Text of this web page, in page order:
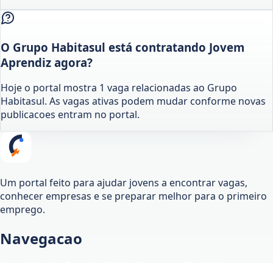
O Grupo Habitasul está contratando Jovem
Aprendiz agora?
Hoje o portal mostra 1 vaga relacionadas ao Grupo
Habitasul. As vagas ativas podem mudar conforme novas
publicacoes entram no portal.
Um portal feito para ajudar jovens a encontrar vagas,
conhecer empresas e se preparar melhor para o primeiro
emprego.
Navegacao